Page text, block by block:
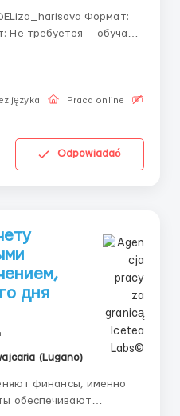
Формат:
что
торго...
języka Praca online
Odpowiadać
дня
(Lugano)
финансы, именно
обеспечивают